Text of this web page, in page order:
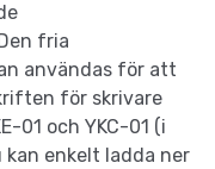
fria
användas för att
för skrivare
01 och YKC-01 (i
kan enkelt ladda ner